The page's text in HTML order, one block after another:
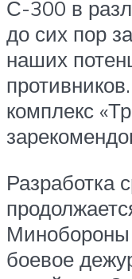
С-300 в
до сих пор
наших
комплекс
Разработка
Минобороны
боевое